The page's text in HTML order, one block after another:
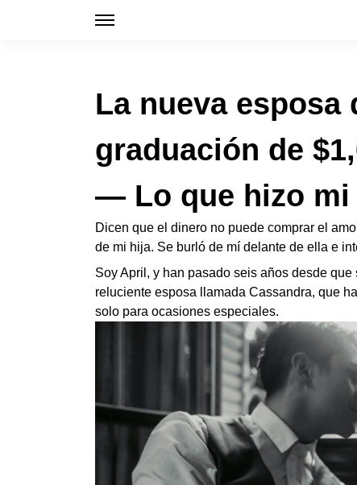
La nueva
graduación de
— Lo que hizo mi
Dicen que el dinero no puede comprar el
de mi hija. Se burló de mí delante de ella e
Soy April, y han pasado seis años desde
reluciente esposa llamada Cassandra, que
solo para ocasiones especiales.